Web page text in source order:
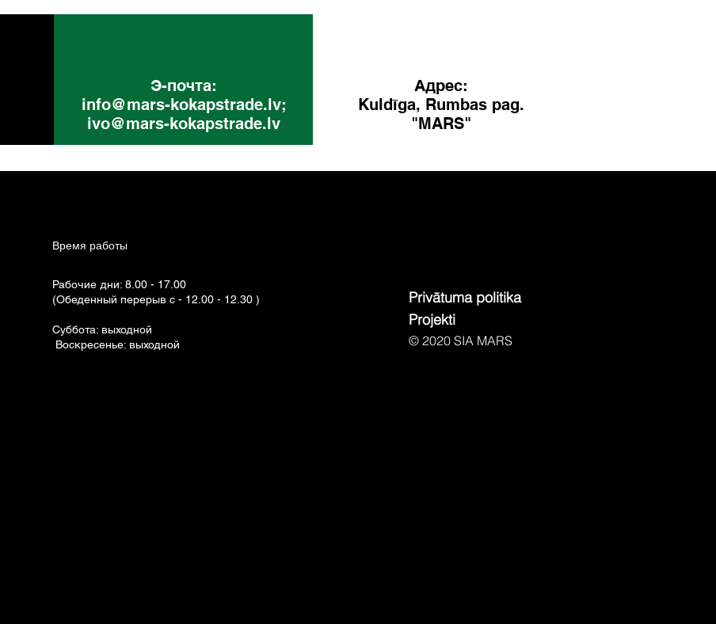
Э-почта:
info@mars-kokapstrade.lv;
ivo@mars-kokapstrade.lv
Адрес:
Kuldīga, Rumbas pag.
"MARS"
Время работы
Рабочие дни: 8.00 - 17.00
(Обеденный перерыв с - 12.00 - 12.30 )
Суббота: выходной
Воскресенье: выходной
Privātuma politika
Projekti
© 2020 SIA MARS